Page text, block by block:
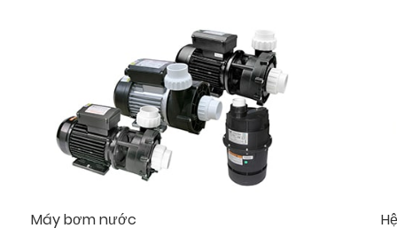
Máy bơm nước